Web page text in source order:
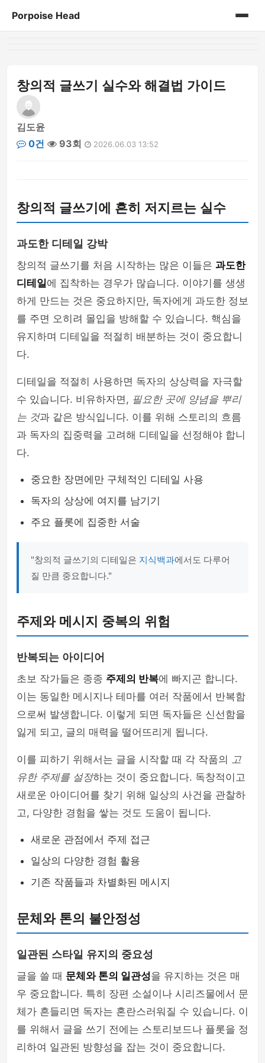
Porpoise Head
창의적 글쓰기 실수와 해결법 가이드
김도윤
0건
93회 2026.06.03 13:52
창의적 글쓰기에 흔히 저지르는 실수
과도한 디테일 강박
창의적 글쓰기를 처음 시작하는 많은 이들은 과도한
디테일에 집착하는 경우가 많습니다. 이야기를 생생
하게 만드는 것은 중요하지만, 독자에게 과도한 정보
를 주면 오히려 몰입을 방해할 수 있습니다. 핵심을
유지하며 디테일을 적절히 배분하는 것이 중요합니
다.
디테일을 적절히 사용하면 독자의 상상력을 자극할
수 있습니다. 비유하자면, 필요한 곳에 양념을 뿌리
는 것과 같은 방식입니다. 이를 위해 스토리의 흐름
과 독자의 집중력을 고려해 디테일을 선정해야 합니
다.
중요한 장면에만 구체적인 디테일 사용
독자의 상상에 여지를 남기기
주요 플롯에 집중한 서술
"창의적 글쓰기의 디테일은 지식백과에서도 다루어
질 만큼 중요합니다."
주제와 메시지 중복의 위험
반복되는 아이디어
초보 작가들은 종종 주제의 반복에 빠지곤 합니다.
이는 동일한 메시지나 테마를 여러 작품에서 반복함
으로써 발생합니다. 이렇게 되면 독자들은 신선함을
잃게 되고, 글의 매력을 떨어뜨리게 됩니다.
이를 피하기 위해서는 글을 시작할 때 각 작품의 고
유한 주제를 설정하는 것이 중요합니다. 독창적이고
새로운 아이디어를 찾기 위해 일상의 사건을 관찰하
고, 다양한 경험을 쌓는 것도 도움이 됩니다.
새로운 관점에서 주제 접근
일상의 다양한 경험 활용
기존 작품들과 차별화된 메시지
문체와 톤의 불안정성
일관된 스타일 유지의 중요성
글을 쓸 때 문체와 톤의 일관성을 유지하는 것은 매
우 중요합니다. 특히 장편 소설이나 시리즈물에서 문
체가 흔들리면 독자는 혼란스러워질 수 있습니다. 이
를 위해서 글을 쓰기 전에는 스토리보드나 플롯을 정
리하여 일관된 방향성을 잡는 것이 중요합니다.